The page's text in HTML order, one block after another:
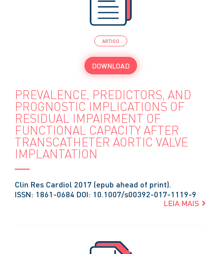
ARTIGO
DOWNLOAD
PREVALENCE, PREDICTORS, AND
PROGNOSTIC IMPLICATIONS OF
RESIDUAL IMPAIRMENT OF
FUNCTIONAL CAPACITY AFTER
TRANSCATHETER AORTIC VALVE
IMPLANTATION
Clin Res Cardiol 2017 (epub ahead of print).
ISSN: 1861-0684 DOI: 10.1007/s00392-017-1119-9
LEIA MAIS